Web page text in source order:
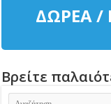
ΔΩΡΕΑ /
Βρείτε